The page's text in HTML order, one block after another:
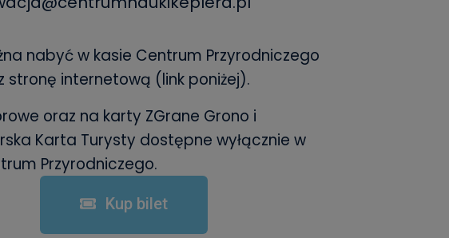
nabyć w kasie Centrum Przyrodniczego
stronę internetową (link poniżej).
oraz na karty ZGrane Grono i
Karta Turysty dostępne wyłącznie w
Przyrodniczego.
Kup bilet